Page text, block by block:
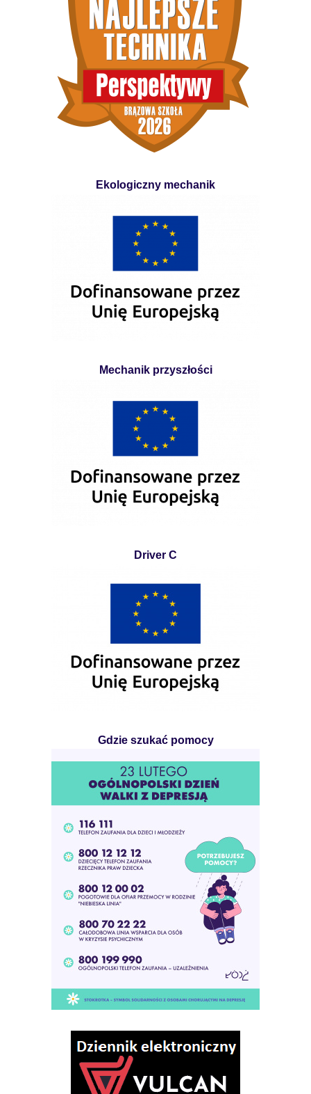
Ekologiczny mechanik
Mechanik przyszłości
Driver C
Gdzie szukać pomocy